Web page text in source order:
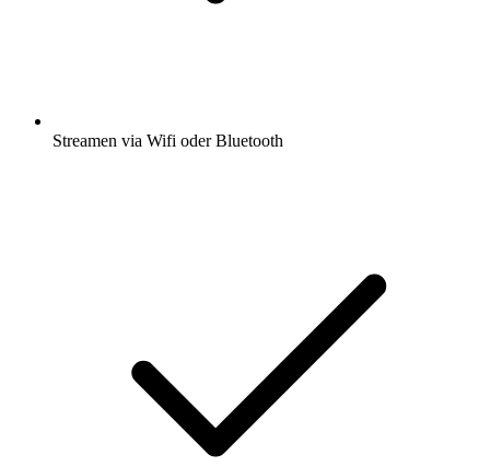
Streamen via Wifi oder Bluetooth